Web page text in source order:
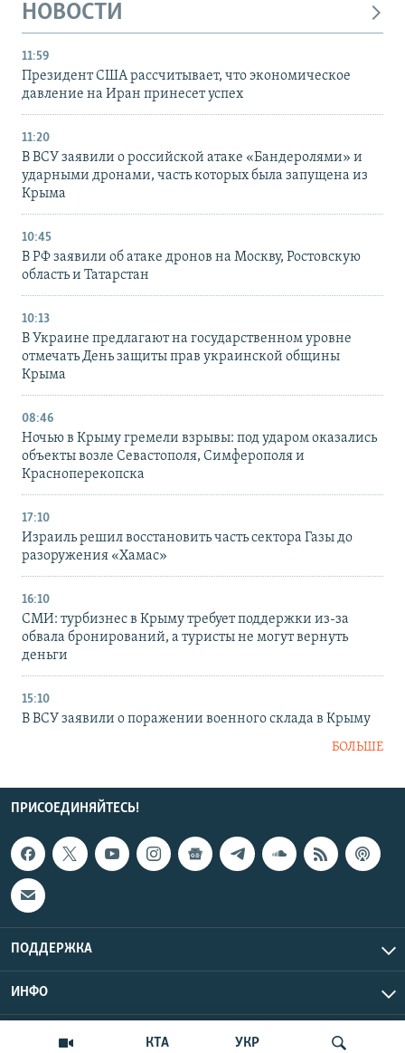
КТА УКР
НОВОСТИ
11:59
Президент США рассчитывает, что экономическое
давление на Иран принесет успех
11:20
В ВСУ заявили о российской атаке «Бандеролями» и
ударными дронами, часть которых была запущена из
Крыма
10:45
В РФ заявили об атаке дронов на Москву, Ростовскую
область и Татарстан
10:13
В Украине предлагают на государственном уровне
отмечать День защиты прав украинской общины
Крыма
08:46
Ночью в Крыму гремели взрывы: под ударом оказались
объекты возле Севастополя, Симферополя и
Красноперекопска
17:10
Израиль решил восстановить часть сектора Газы до
разоружения «Хамас»
16:10
СМИ: турбизнес в Крыму требует поддержки из-за
обвала бронирований, а туристы не могут вернуть
деньги
15:10
В ВСУ заявили о поражении военного склада в Крыму
БОЛЬШЕ
ПРИСОЕДИНЯЙТЕСЬ!
ПОДДЕРЖКА
ИНФО
Copyright Крым.Реалии, 2026 | Все права защищены.
UTC+3